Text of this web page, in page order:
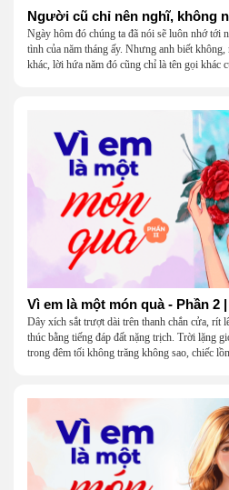
Người cũ chỉ nên nghĩ, không
Ngày hôm đó chúng ta đã nói sẽ luôn nhớ tới
tình của năm tháng ấy. Nhưng anh biết
khác, lời hứa năm đó cũng chỉ là tên gọi khác
Vì em là một món quà - Phần 2
Dây xích sắt trượt dài trên thanh chắn cửa, rít
thúc bằng tiếng đáp đất nặng trịch. Trời lặng
trong đêm tối không trăng không sao, chiếc